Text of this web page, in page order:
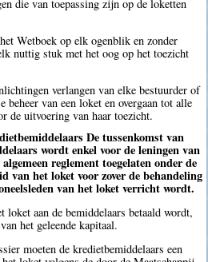
die van toepassing zijn op de loketten
Wetboek op elk ogenblik en zonder
nuttig stuk met het oog op het toezicht
verlangen van elke bestuurder of
beheer van een loket en overgaan tot alle
de uitvoering van haar toezicht.
De tussenkomst van
wordt enkel voor de leningen van
reglement toegelaten onder de
van het loket voor zover de behandeling
van het loket verricht wordt.
loket aan de bemiddelaars betaald wordt,
het geleende kapitaal.
moeten de kredietbemiddelaars een